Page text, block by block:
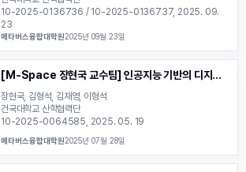
10-2025-0136736 / 10-2025-0136737, 2025. 09.
23
메타버스융합대학원2025년 09월 23일
[M-Space 장현국 교수팀] 인공지능 기반의 디지털
유산 보존 플랫폼을 이용한 추모 서비스 제공 장치 및 방
법, KR 2025
장현국, 김형석, 김재영, 이형석
건국대학교 산학협력단
10-2025-0064585, 2025. 05. 19
메타버스융합대학원2025년 07월 28일